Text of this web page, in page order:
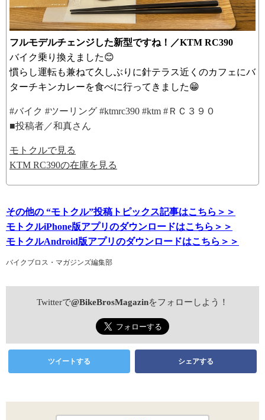
フルモデルチェンジした新型ですね！／KTM RC390
バイク乗り換えました😊
慣らし運転も兼ねて久しぶりに針テラス近くのカフェにバ
ターチキンカレーを食べに行ってきました😁
#バイク #ツーリング #ktmrc390 #ktm #ＲＣ３９０
■投稿者／和真さん
モトクルで見る
KTM RC390の在庫を見る
その他の “モトクル”投稿トピックス記事はこちら＞＞
モトクルiPhone版アプリのダウンロードはこちら＞＞
モトクルAndroid版アプリのダウンロードはこちら＞＞
バイクブロス・マガジンズ編集部
Twitterで@BikeBrosMagazinをフォローしよう！
ツイートする シェアする